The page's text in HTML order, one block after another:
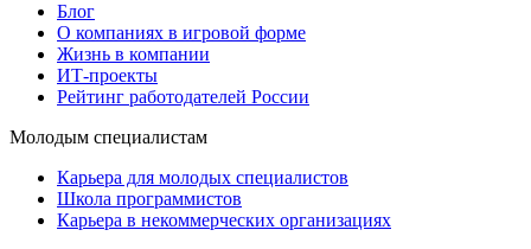
Блог
О компаниях в игровой форме
Жизнь в компании
ИТ-проекты
Рейтинг работодателей России
Молодым специалистам
Карьера для молодых специалистов
Школа программистов
Карьера в некоммерческих организациях